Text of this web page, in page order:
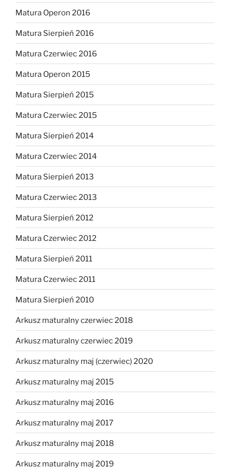
Matura Operon 2016
Matura Sierpień 2016
Matura Czerwiec 2016
Matura Operon 2015
Matura Sierpień 2015
Matura Czerwiec 2015
Matura Sierpień 2014
Matura Czerwiec 2014
Matura Sierpień 2013
Matura Czerwiec 2013
Matura Sierpień 2012
Matura Czerwiec 2012
Matura Sierpień 2011
Matura Czerwiec 2011
Matura Sierpień 2010
Arkusz maturalny czerwiec 2018
Arkusz maturalny czerwiec 2019
Arkusz maturalny maj (czerwiec) 2020
Arkusz maturalny maj 2015
Arkusz maturalny maj 2016
Arkusz maturalny maj 2017
Arkusz maturalny maj 2018
Arkusz maturalny maj 2019